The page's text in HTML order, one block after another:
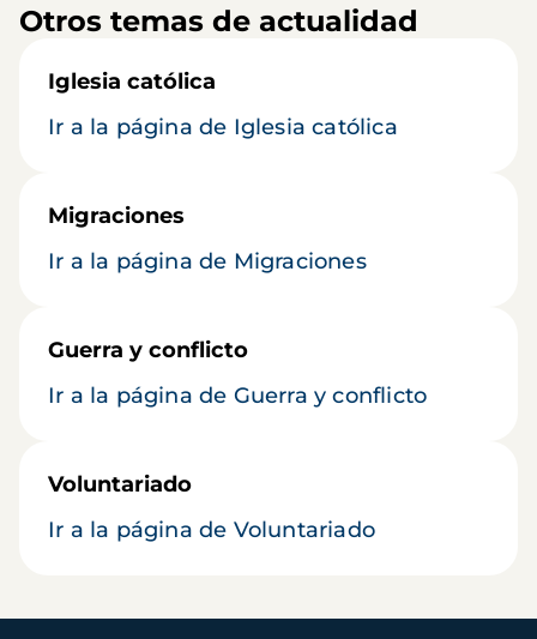
Otros temas de actualidad
Iglesia católica
Ir a la página de Iglesia católica
Migraciones
Ir a la página de Migraciones
Guerra y conflicto
Ir a la página de Guerra y conflicto
Voluntariado
Ir a la página de Voluntariado